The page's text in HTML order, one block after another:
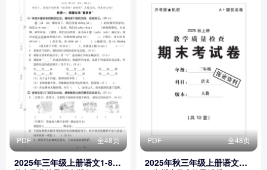
PDF 全48页
2025年三年级上册语文1-8单
PDF 全48页
2025年秋三年级上册语文期